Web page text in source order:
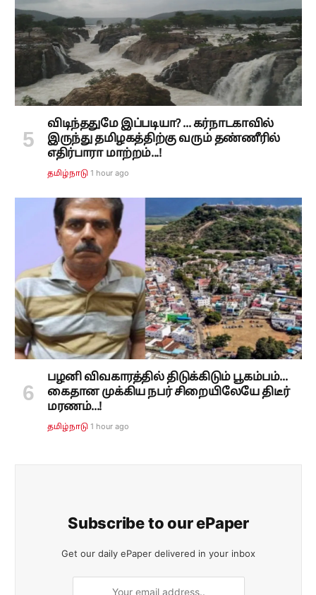
விடிந்ததுமே இப்படியா? ... கர்நாடகாவில்
இருந்து தமிழகத்திற்கு வரும் தண்ணீரில்
எதிர்பாரா மாற்றம்...!
தமிழ்நாடு 1 hour ago
பழனி விவகாரத்தில் திடுக்கிடும் பூகம்பம்...
கைதான முக்கிய நபர் சிறையிலேயே திடீர்
மரணம்...!
தமிழ்நாடு 1 hour ago
Subscribe to our ePaper
Get our daily ePaper delivered in your inbox